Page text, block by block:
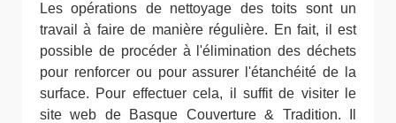
Les opérations de nettoyage des toits sont un
travail à faire de manière régulière. En fait, il est
possible de procéder à l'élimination des déchets
pour renforcer ou pour assurer l'étanchéité de la
surface. Pour effectuer cela, il suffit de visiter le
site web de Basque Couverture & Tradition. Il